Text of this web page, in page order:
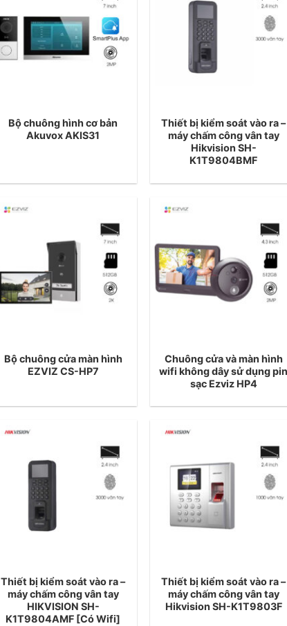
Bộ chuông hình cơ bản
Akuvox AKIS31
Thiết bị kiểm soát vào ra –
máy chấm công vân tay
Hikvision SH-
K1T9804BMF
Bộ chuông cửa màn hình
EZVIZ CS-HP7
Chuông cửa và màn hình
wifi không dây sử dụng pin
sạc Ezviz HP4
Thiết bị kiểm soát vào ra –
máy chấm công vân tay
HIKVISION SH-
K1T9804AMF [Có Wifi]
Thiết bị kiểm soát vào ra –
máy chấm công vân tay
Hikvision SH-K1T9803F